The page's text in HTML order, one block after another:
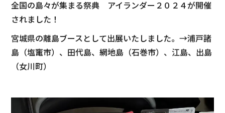
全国の島々が集まる祭典 アイランダー２０２４が開催
されました！
宮城県の離島ブースとして出展いたしました。→浦戸諸
島（塩竃市）、田代島、網地島（石巻市）、江島、出島
（女川町）